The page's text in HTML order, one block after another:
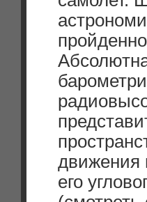
движения
его